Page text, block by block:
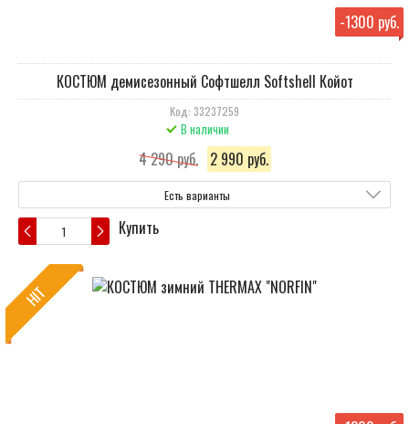
-1300 руб.
КОСТЮМ демисезонный Cофтшелл Softshell Койот
Код: 33237259
В наличии
4 290 руб. 2 990 руб.
Есть варианты
Купить
HIT